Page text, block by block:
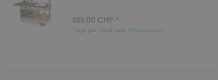
485.00 CHF *
zzgl. ges. MwSt. zzgl. Versandkosten